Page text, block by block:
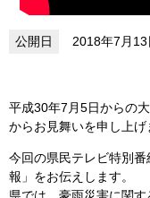
2018年7月13
平成30年7月5日からの
からお見舞いを申し上げ
今回の県民テレビ特別
報」をお伝えします。